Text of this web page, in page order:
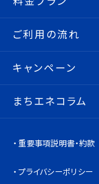
ご利用の流れ
キャンペーン
まちエネコラム
重要事項説明書・約款
プライバシーポリシー